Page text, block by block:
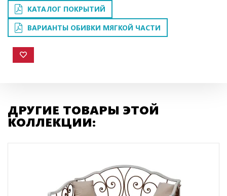
КАТАЛОГ ПОКРЫТИЙ
ВАРИАНТЫ ОБИВКИ МЯГКОЙ ЧАСТИ
ДРУГИЕ ТОВАРЫ ЭТОЙ
КОЛЛЕКЦИИ: